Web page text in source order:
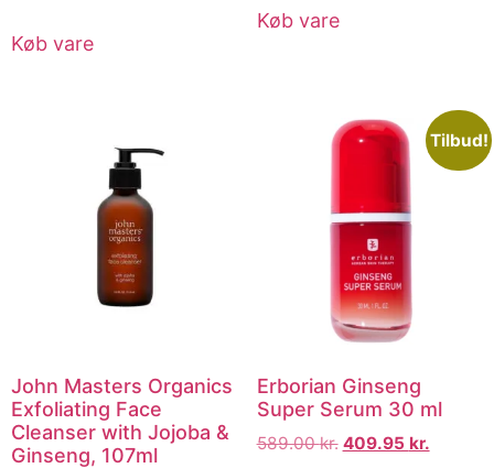
Køb vare
Køb vare
John Masters Organics
Exfoliating Face
Cleanser with Jojoba &
Ginseng, 107ml
Tilbud!
Erborian Ginseng
Super Serum 30 ml
589.00kr. 409.95 kr.